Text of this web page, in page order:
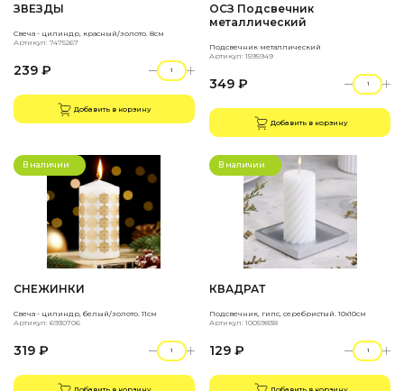
ЗВЕЗДЫ
Свеча - цилиндр, красный/золото. 8см
Артикул: 7475267
239 ₽
Добавить в корзину
ОСЗ Подсвечник
металлический
Подсвечник металлический
Артикул: 1595949
349 ₽
Добавить в корзину
В наличии
СНЕЖИНКИ
Свеча - цилиндр, белый/золото. 11см
Артикул: 6930706
319 ₽
Добавить в корзину
В наличии
КВАДРАТ
Подсвечник, гипс, серебристый. 10х10см
Артикул: 10059838
129 ₽
Добавить в корзину